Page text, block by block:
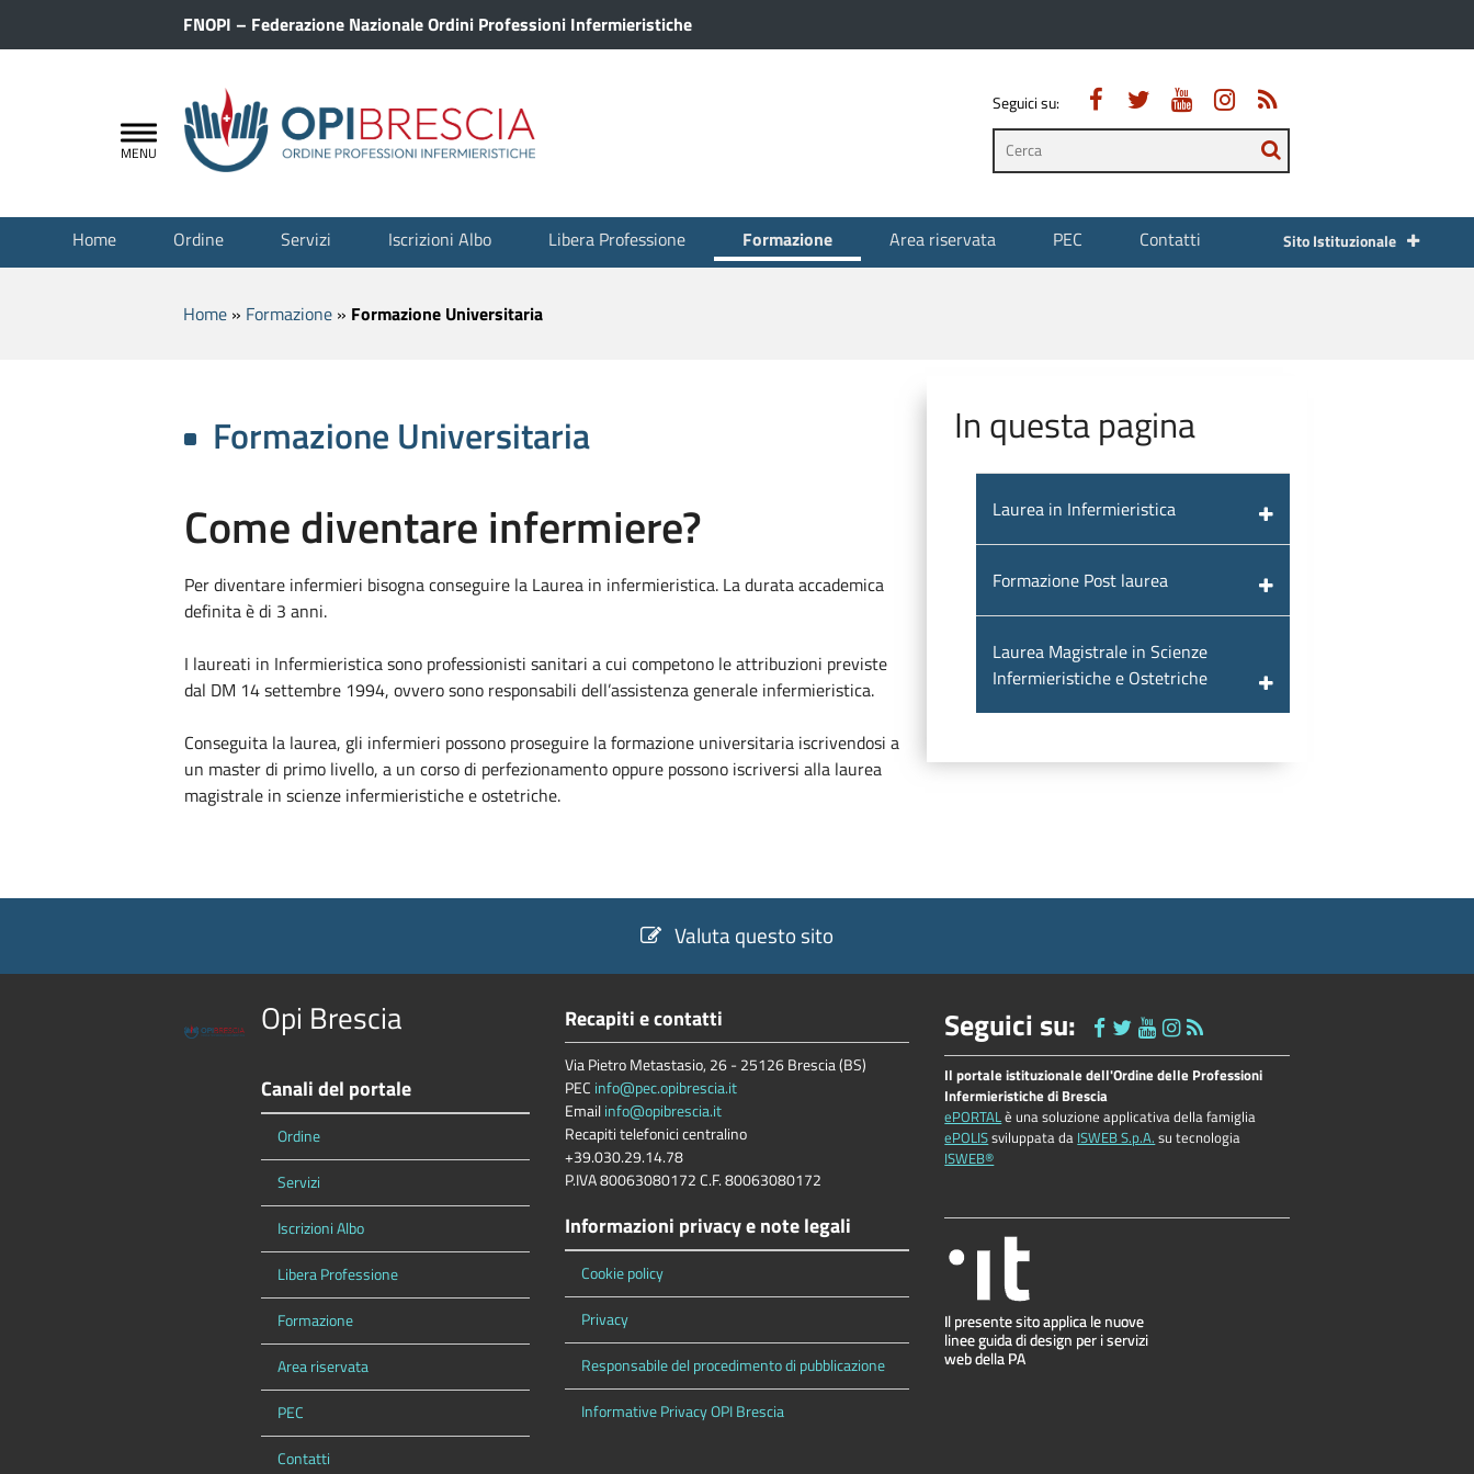
FNOPI – Federazione Nazionale Ordini Professioni Infermieristiche
Seguici su:
testo
da
Home
Ordine Servizi Iscrizioni Albo Libera Professione Formazione Area riservata PEC Contatti Spazio Associazioni
Sito Istituzionale
Home » Formazione » Formazione Universitaria
Formazione Universitaria
Come diventare infermiere?
Per diventare infermieri bisogna conseguire la Laurea in infermieristica. La durata accademica
definita è di 3 anni.
I laureati in Infermieristica sono professionisti sanitari a cui competono le attribuzioni previste
dal DM 14 settembre 1994, ovvero sono responsabili dell’assistenza generale infermieristica.
Conseguita la laurea, gli infermieri possono proseguire la formazione universitaria iscrivendosi a
un master di primo livello, a un corso di perfezionamento oppure possono iscriversi alla laurea
magistrale in scienze infermieristiche e ostetriche.
In questa pagina
Laurea in Infermieristica
Formazione Post laurea
Laurea Magistrale in Scienze
Infermieristiche e Ostetriche
Valuta questo sito
Opi Brescia
Canali del portale
Ordine
Servizi
Iscrizioni Albo
Libera Professione
Formazione
Area riservata
PEC
Contatti
Recapiti e contatti
Via Pietro Metastasio, 26 - 25126 Brescia (BS)
PEC info@pec.opibrescia.it
Emailinfo@opibrescia.it
Recapiti telefonici centralino
+39.030.29.14.78
P.IVA 80063080172 C.F. 80063080172
Informazioni privacy e note legali
Cookie policy
Privacy
Responsabile del procedimento di pubblicazione
Informative Privacy OPI Brescia
Seguici su:
Il portale istituzionale dell'Ordine delle Professioni
Infermieristiche di Brescia
ePORTALè una soluzione applicativa della famiglia
ePOLISsviluppata da ISWEB S.p.A. su tecnologia
ISWEB®